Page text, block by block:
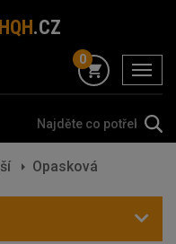
HQH.CZ
menu
0
Opasková